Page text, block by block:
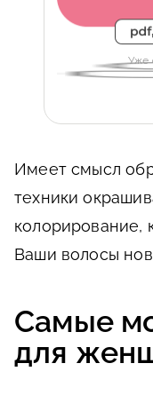
Уже
Имеет смысл
техники
колорирование,
Ваши волосы
Самые
для